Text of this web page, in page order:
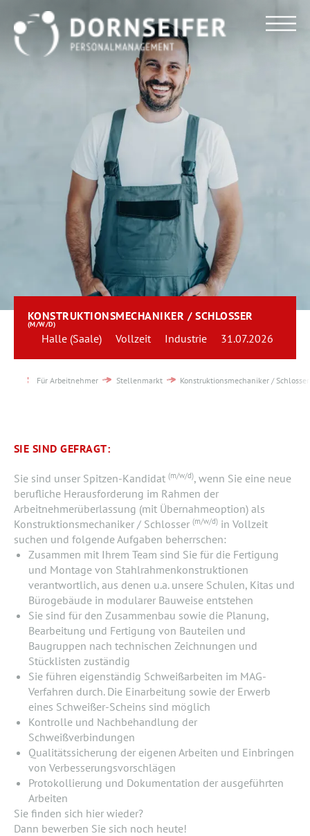
KONSTRUKTIONSMECHANIKER / SCHLOSSER
(M/W/D)
Halle (Saale) Vollzeit Industrie 31.07.2026
Für Arbeitnehmer Stellenmarkt Konstruktionsmechaniker /
SIE SIND GEFRAGT:
Sie sind unser Spitzen-Kandidat (m/w/d), wenn Sie eine neue
berufliche Herausforderung im Rahmen der
Arbeitnehmerüberlassung (mit Übernahmeoption) als
Konstruktionsmechaniker / Schlosser (m/w/d) in Vollzeit
suchen und folgende Aufgaben beherrschen:
Zusammen mit Ihrem Team sind Sie für die Fertigung
und Montage von Stahlrahmenkonstruktionen
verantwortlich, aus denen u.a. unsere Schulen, Kitas und
Bürogebäude in modularer Bauweise entstehen
Sie sind für den Zusammenbau sowie die Planung,
Bearbeitung und Fertigung von Bauteilen und
Baugruppen nach technischen Zeichnungen und
Stücklisten zuständig
Sie führen eigenständig Schweißarbeiten im MAG-
Verfahren durch. Die Einarbeitung sowie der Erwerb
eines Schweißer-Scheins sind möglich
Kontrolle und Nachbehandlung der
Schweißverbindungen
Qualitätssicherung der eigenen Arbeiten und Einbringen
von Verbesserungsvorschlägen
Protokollierung und Dokumentation der ausgeführten
Arbeiten
Sie finden sich hier wieder?
Dann bewerben Sie sich noch heute!
Für Arbeitnehmer
Für Unternehmen
Dornseifer DNA
Referenzen
Stellenmarkt
Blog
Team
Kontakt